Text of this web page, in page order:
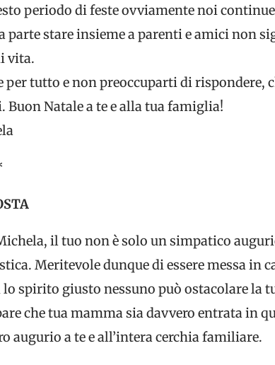
periodo di feste ovviamente noi
parte stare insieme a parenti e amici non
vita.
per tutto e non preoccuparti di
Buon Natale a te e alla tua famiglia!
il tuo non è solo un simpatico
Meritevole dunque di essere messa in
lo spirito giusto nessuno può ostacolare la
che tua mamma sia davvero entrata in
augurio a te e all’intera cerchia familiare.